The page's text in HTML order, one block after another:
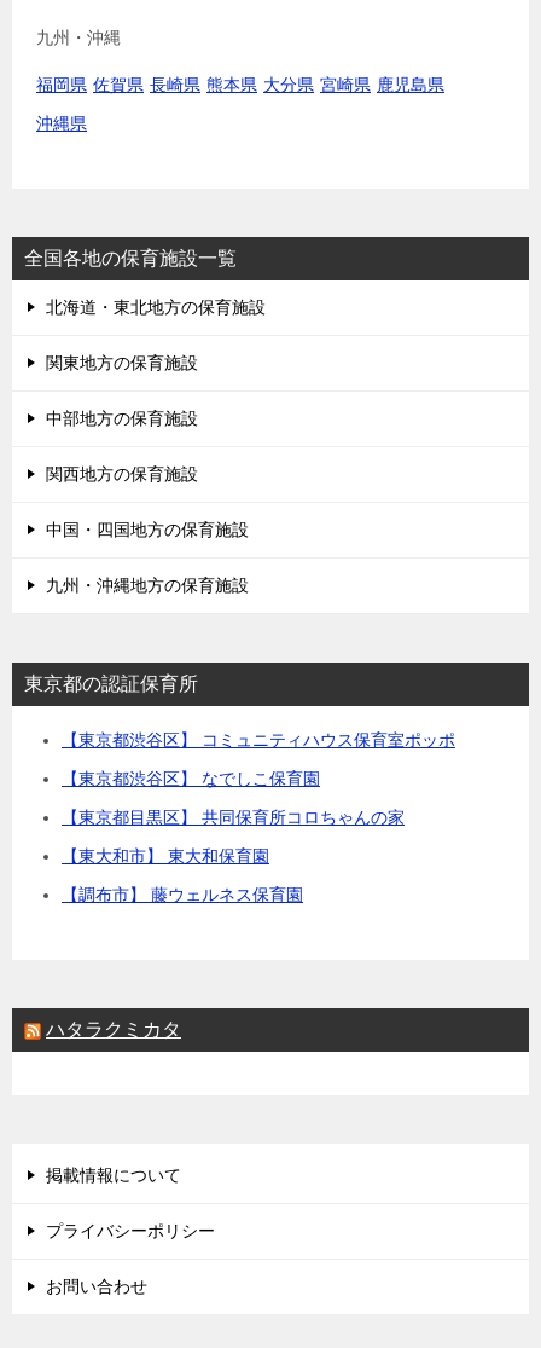
九州・沖縄
福岡県 佐賀県 長崎県 熊本県 大分県 宮崎県 鹿児島県
沖縄県
全国各地の保育施設一覧
北海道・東北地方の保育施設
関東地方の保育施設
中部地方の保育施設
関西地方の保育施設
中国・四国地方の保育施設
九州・沖縄地方の保育施設
東京都の認証保育所
【東京都渋谷区】 コミュニティハウス保育室ポッポ
【東京都渋谷区】 なでしこ保育園
【東京都目黒区】 共同保育所コロちゃんの家
【東大和市】 東大和保育園
【調布市】 藤ウェルネス保育園
ハタラクミカタ
掲載情報について
プライバシーポリシー
お問い合わせ